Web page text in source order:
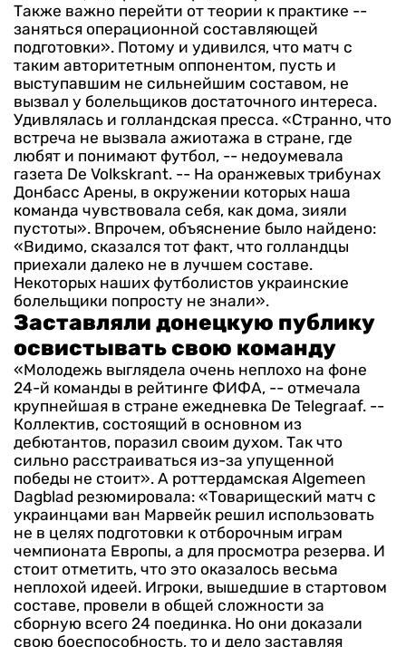
Также важно перейти от теории к практике --
заняться операционной составляющей
подготовки». Потому и удивился, что матч с
таким авторитетным оппонентом, пусть и
выступавшим не сильнейшим составом, не
вызвал у болельщиков достаточного интереса.
Удивлялась и голландская пресса. «Странно, что
встреча не вызвала ажиотажа в стране, где
любят и понимают футбол, -- недоумевала
газета De Volkskrant. -- На оранжевых трибунах
Донбасс Арены, в окружении которых наша
команда чувствовала себя, как дома, зияли
пустоты». Впрочем, объяснение было найдено:
«Видимо, сказался тот факт, что голландцы
приехали далеко не в лучшем составе.
Некоторых наших футболистов украинские
болельщики попросту не знали».
Заставляли донецкую публику
освистывать свою команду
«Молодежь выглядела очень неплохо на фоне
24-й команды в рейтинге ФИФА, -- отмечала
крупнейшая в стране ежедневка De Telegraaf. --
Коллектив, состоящий в основном из
дебютантов, поразил своим духом. Так что
сильно расстраиваться из-за упущенной
победы не стоит». А роттердамская Algemeen
Dagblad резюмировала: «Товарищеский матч с
украинцами ван Марвейк решил использовать
не в целях подготовки к отборочным играм
чемпионата Европы, а для просмотра резерва. И
стоит отметить, что это оказалось весьма
неплохой идеей. Игроки, вышедшие в стартовом
составе, провели в общей сложности за
сборную всего 24 поединка. Но они доказали
свою боеспособность, то и дело заставляя